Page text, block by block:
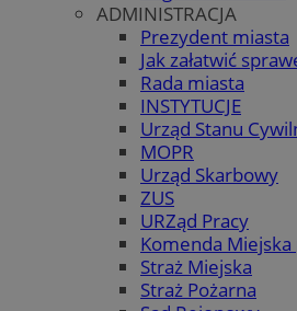
ADMINISTRACJA
Prezydent miasta
Jak załatwić
Rada miasta
INSTYTUCJE
Urząd Stanu
MOPR
Urząd Skarbowy
ZUS
URZąd Pracy
Komenda Miejska
Straż Miejska
Straż Pożarna